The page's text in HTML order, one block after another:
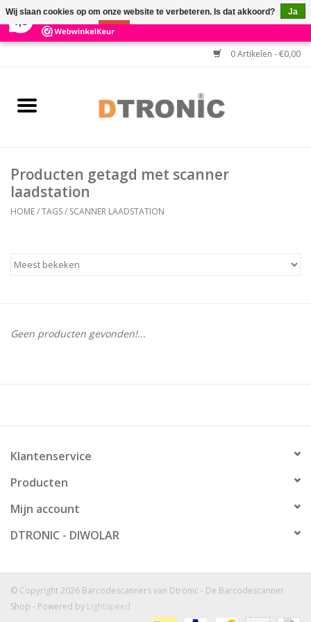
3 Reviews ×
0 Artikelen - €0,00
BARCODESCANNERS
HULP BIJ INSTALLATIE
Producten getagd met scanner
laadstation
HOME/TAGS/ SCANNER LAADSTATION
Geen producten gevonden!...
Klantenservice
Producten
Mijn account
DTRONIC - DIWOLAR
© Copyright 2026 Barcodescanners van Dtronic - De Barcodescanner
Shop - Powered by Lightspeed
Wij slaan cookies op om onze website te verbeteren. Is dat akkoord?
Ja
Nee